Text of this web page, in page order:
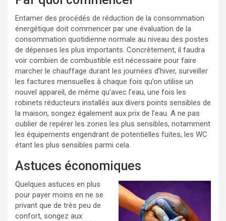
Entamer des procédés de réduction de la consommation
énergétique doit commencer par une évaluation de la
consommation quotidienne normale au niveau des postes
de dépenses les plus importants. Concrètement, il faudra
voir combien de combustible est nécessaire pour faire
marcher le chauffage durant les journées d’hiver, surveiller
les factures mensuelles à chaque fois qu’on utilise un
nouvel appareil, de même qu’avec l’eau, une fois les
robinets réducteurs installés aux divers points sensibles de
la maison, songez également aux prix de l’eau. A ne pas
oublier de repérer les zones les plus sensibles, notamment
les équipements engendrant de potentielles fuites, les WC
étant les plus sensibles parmi cela.
Astuces économiques
Quelques astuces en plus
pour payer moins en ne se
privant que de très peu de
confort, songez aux